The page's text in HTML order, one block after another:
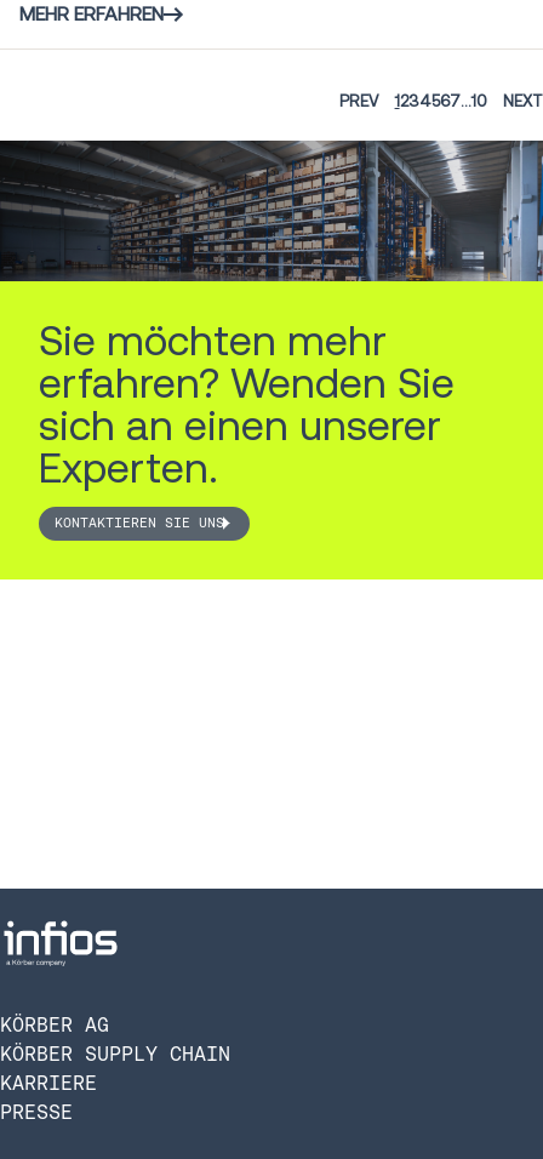
MEHR ERFAHREN
PREV 1234567...10 NEXT
Sie möchten mehr
erfahren? Wenden Sie
sich an einen unserer
Experten.
KONTAKTIEREN SIE UNS
KÖRBER AG
KÖRBER SUPPLY CHAIN
KARRIERE
PRESSE